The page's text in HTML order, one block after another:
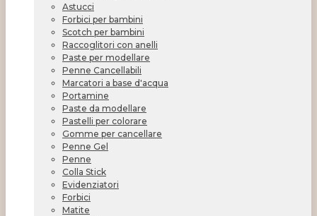
Astucci
Forbici per bambini
Scotch per bambini
Raccoglitori con anelli
Paste per modellare
Penne Cancellabili
Marcatori a base d'acqua
Portamine
Paste da modellare
Pastelli per colorare
Gomme per cancellare
Penne Gel
Penne
Colla Stick
Evidenziatori
Forbici
Matite